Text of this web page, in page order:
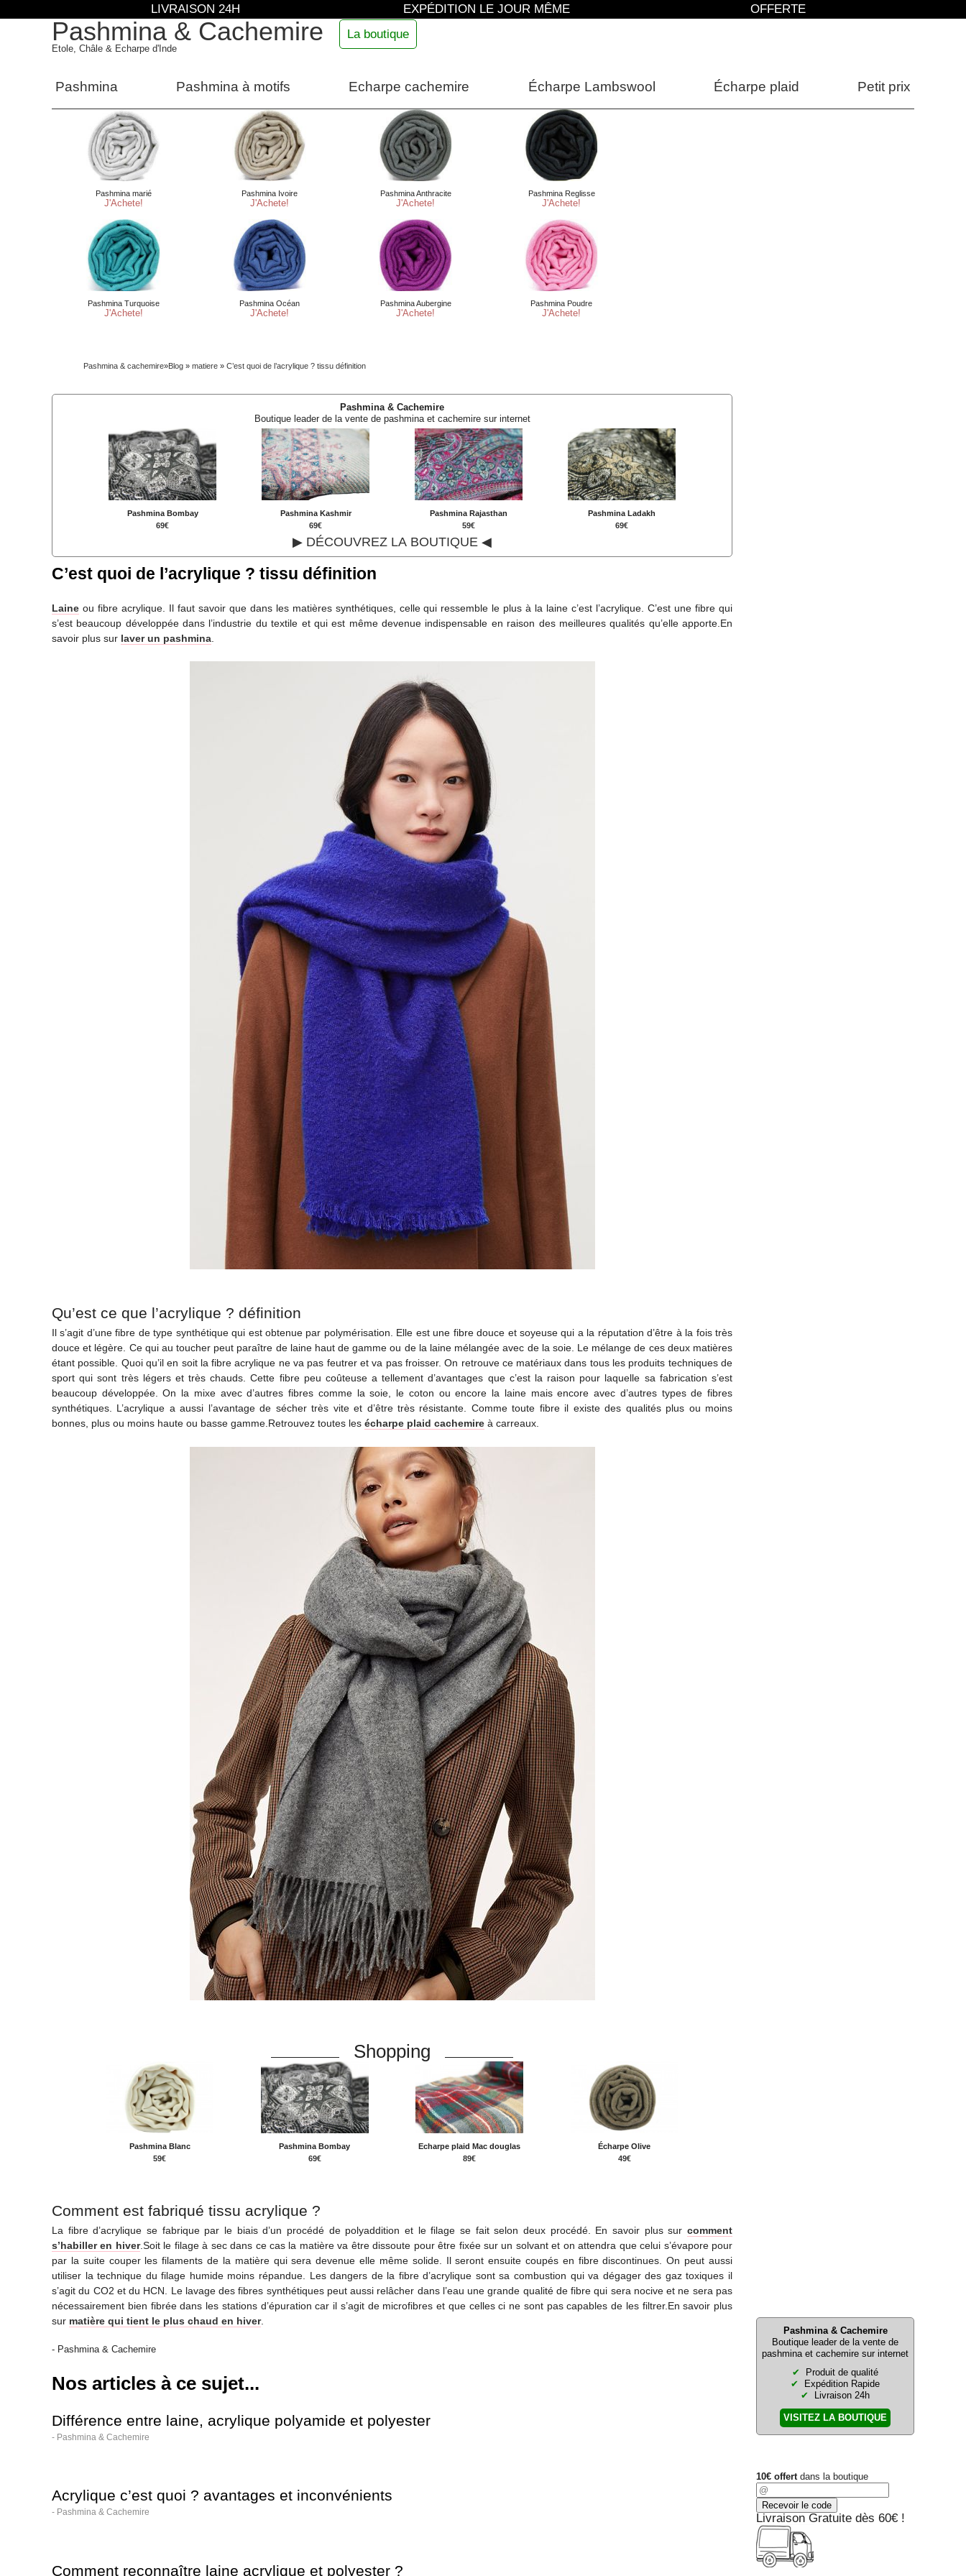
Pashmina & Cachemire
Etole, Châle & Echarpe d'Inde
La boutique
Pashmina Pashmina à motifs Echarpe cachemire Écharpe Lambswool Écharpe plaid Petit prix
LIVRAISON 24H EXPÉDITION LE JOUR MÊME OFFERTE
Pashmina & cachemire»Blog » matiere » C’est quoi de l’acrylique ? tissu définition
Pashmina & Cachemire
Boutique leader de la vente de pashmina et cachemire sur internet
Pashmina Bombay
69€
Pashmina Kashmir
69€
Pashmina Rajasthan
59€
Pashmina Ladakh
69€
▶ DÉCOUVREZ LA BOUTIQUE ◀
C’est quoi de l’acrylique ? tissu définition
Laine ou fibre acrylique. Il faut savoir que dans les matières synthétiques, celle qui ressemble le plus à la laine c’est l’acrylique. C’est une fibre qui
s’est beaucoup développée dans l’industrie du textile et qui est même devenue indispensable en raison des meilleures qualités qu’elle apporte.En
savoir plus sur laver un pashmina
Qu’est ce que l’acrylique ? définition
Il s’agit d’une fibre de type synthétique qui est obtenue par polymérisation. Elle est une fibre douce et soyeuse qui a la réputation d’être à la fois très
douce et légère. Ce qui au toucher peut paraître de laine haut de gamme ou de la laine mélangée avec de la soie. Le mélange de ces deux matières
étant possible. Quoi qu’il en soit la fibre acrylique ne va pas feutrer et va pas froisser. On retrouve ce matériaux dans tous les produits techniques de
sport qui sont très légers et très chauds. Cette fibre peu coûteuse a tellement d’avantages que c’est la raison pour laquelle sa fabrication s’est
beaucoup développée. On la mixe avec d’autres fibres comme la soie, le coton ou encore la laine mais encore avec d’autres types de fibres
synthétiques. L’acrylique a aussi l’avantage de sécher très vite et d’être très résistante. Comme toute fibre il existe des qualités plus ou moins
bonnes, plus ou moins haute ou basse gamme.Retrouvez toutes les écharpe plaid cachemire à carreaux.
Shopping
Pashmina Blanc
59€
Pashmina Bombay
69€
Echarpe plaid Mac douglas
89€
Écharpe Olive
49€
Comment est fabriqué tissu acrylique ?
La fibre d’acrylique se fabrique par le biais d’un procédé de polyaddition et le filage se fait selon deux procédé. En savoir plus sur comment
s’habiller en hiver.Soit le filage à sec dans ce cas la matière va être dissoute pour être fixée sur un solvant et on attendra que celui s’évapore pour
par la suite couper les filaments de la matière qui sera devenue elle même solide. Il seront ensuite coupés en fibre discontinues. On peut aussi
utiliser la technique du filage humide moins répandue. Les dangers de la fibre d’acrylique sont sa combustion qui va dégager des gaz toxiques il
s’agit du CO2 et du HCN. Le lavage des fibres synthétiques peut aussi relâcher dans l’eau une grande qualité de fibre qui sera nocive et ne sera pas
nécessairement bien fibrée dans les stations d’épuration car il s’agit de microfibres et que celles ci ne sont pas capables de les filtrer.En savoir plus
sur matière qui tient le plus chaud en hiver.
- Pashmina & Cachemire
Nos articles à ce sujet...
Différence entre laine, acrylique polyamide et polyester
- Pashmina & Cachemire
Acrylique c’est quoi ? avantages et inconvénients
- Pashmina & Cachemire
Comment reconnaître laine acrylique et polyester ?
Pashmina & Cachemire
Boutique leader de la vente de
pashmina et cachemire sur internet
Produit de qualité
Expédition Rapide
Livraison 24h
VISITEZ LA BOUTIQUE
10€ offertdans la boutique
Livraison Gratuite dès 60€ !